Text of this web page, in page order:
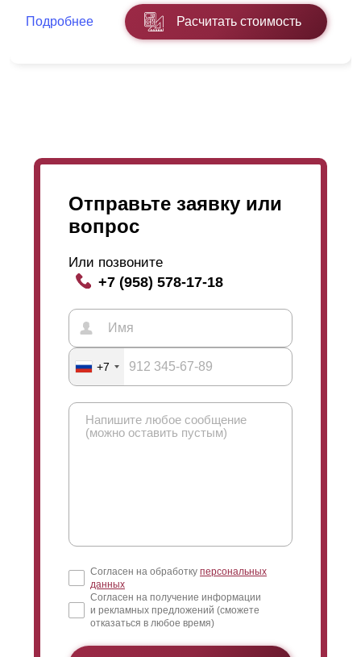
монтируются
нахлест, в таком случае все крепления
будут заметны снаружи забора, что повлияет на его
Подробнее Расчитать стоимость
Отправьте заявку или
вопрос
Или позвоните
+7 (958) 578-17-18
+7
Согласен на обработку персональных
данных
Согласен на получение информации
и рекламных предложений (сможете
отказаться в любое время)